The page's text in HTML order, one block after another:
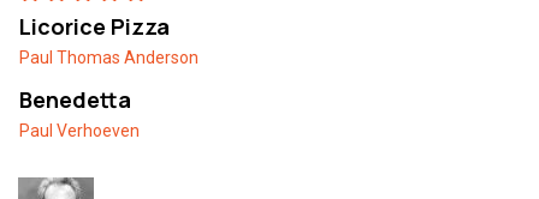
Licorice Pizza
Paul Thomas Anderson
Benedetta
Paul Verhoeven